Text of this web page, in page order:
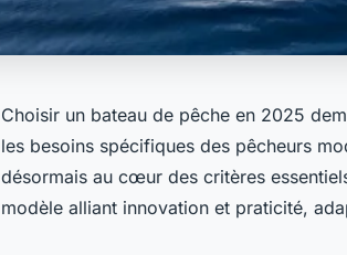
Choisir un bateau de pêche en 2025
les besoins spécifiques des pêcheurs
désormais au cœur des critères
modèle alliant innovation et praticité,